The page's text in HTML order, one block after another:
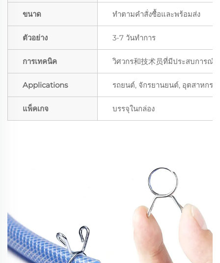
ขนาด ทำตามคำสั่งซื้อและพร้อมส่ง
ตัวอย่าง 3-7 วันทำการ
การเทคนิค วิศวกร和技术员ที่มีประสบการณ์;
Applications รถยนต์, จักรยานยนต์, อุตสาหกรร
แพ็คเกจ บรรจุในกล่อง